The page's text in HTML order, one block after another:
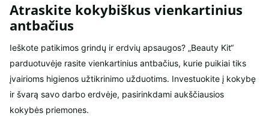
Atraskite kokybiškus vienkartinius
antbačius
Ieškote patikimos grindų ir erdvių apsaugos? „Beauty Kit“
parduotuvėje rasite vienkartinius antbačius, kurie puikiai tiks
įvairioms higienos užtikrinimo užduotims. Investuokite į kokybę
ir švarą savo darbo erdvėje, pasirinkdami aukščiausios
kokybės priemones.